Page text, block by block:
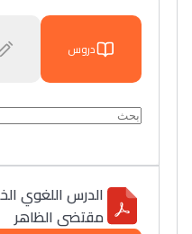
دروس
الدرس اللغوي
مقتضى الظاهر